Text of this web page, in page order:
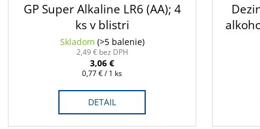
GP Super Alkaline LR6 (AA); 4
ks v blistri
Skladom (>5 balenie)
2,49 € bez DPH
3,06 €
Jednotková
0,77 € / 1 ks
DETAIL